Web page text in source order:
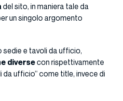
del sito, in maniera tale da
un singolo argomento
sedie e tavoli da ufficio,
diversecon rispettivamente
da ufficio” come title, invece di